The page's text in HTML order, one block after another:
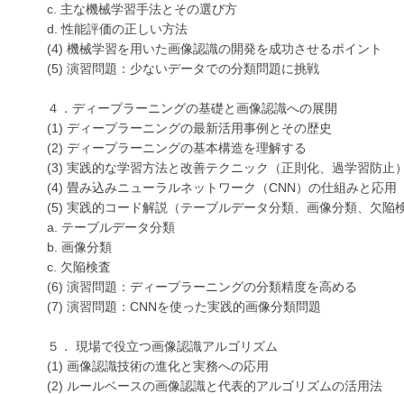
c. 主な機械学習手法とその選び方
d. 性能評価の正しい方法
(4) 機械学習を用いた画像認識の開発を成功させるポイント
(5) 演習問題：少ないデータでの分類問題に挑戦
４．ディープラーニングの基礎と画像認識への展開
(1) ディープラーニングの最新活用事例とその歴史
(2) ディープラーニングの基本構造を理解する
(3) 実践的な学習方法と改善テクニック（正則化、過学習防止
(4) 畳み込みニューラルネットワーク（CNN）の仕組みと応用
(5) 実践的コード解説（テーブルデータ分類、画像分類、欠陥
a. テーブルデータ分類
b. 画像分類
c. 欠陥検査
(6) 演習問題：ディープラーニングの分類精度を高める
(7) 演習問題：CNNを使った実践的画像分類問題
５． 現場で役立つ画像認識アルゴリズム
(1) 画像認識技術の進化と実務への応用
(2) ルールベースの画像認識と代表的アルゴリズムの活用法